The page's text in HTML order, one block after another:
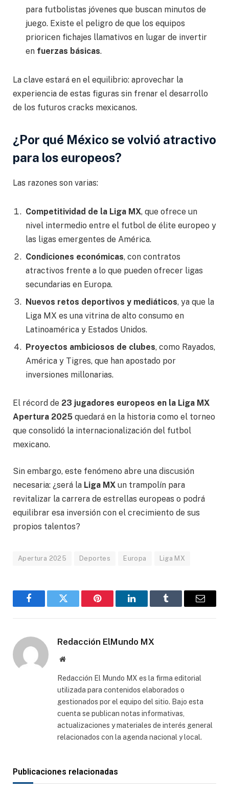
para futbolistas jóvenes que buscan minutos de
juego. Existe el peligro de que los equipos
prioricen fichajes llamativos en lugar de invertir
en fuerzas básicas.
La clave estará en el equilibrio: aprovechar la
experiencia de estas figuras sin frenar el desarrollo
de los futuros cracks mexicanos.
¿Por qué México se volvió atractivo
para los europeos?
Las razones son varias:
Competitividad de la Liga MX, que ofrece un
nivel intermedio entre el futbol de élite europeo y
las ligas emergentes de América.
Condiciones económicas, con contratos
atractivos frente a lo que pueden ofrecer ligas
secundarias en Europa.
Nuevos retos deportivos y mediáticos, ya que la
Liga MX es una vitrina de alto consumo en
Latinoamérica y Estados Unidos.
Proyectos ambiciosos de clubes, como Rayados,
América y Tigres, que han apostado por
inversiones millonarias.
El récord de 23 jugadores europeos en la Liga MX
Apertura 2025 quedará en la historia como el torneo
que consolidó la internacionalización del futbol
mexicano.
Sin embargo, este fenómeno abre una discusión
necesaria: ¿será la Liga MX un trampolín para
revitalizar la carrera de estrellas europeas o podrá
equilibrar esa inversión con el crecimiento de sus
propios talentos?
Apertura 2025 Deportes Europa Liga MX
FacebookGorjeo Pinterest LinkedInTumblr
Correo
Redacción ElMundo MX
Sitio
Redacción El Mundo MX es la firma editorial
utilizada para contenidos elaborados o
gestionados por el equipo del sitio. Bajo esta
cuenta se publican notas informativas,
actualizaciones y materiales de interés general
relacionados con la agenda nacional y local.
Publicaciones relacionadas